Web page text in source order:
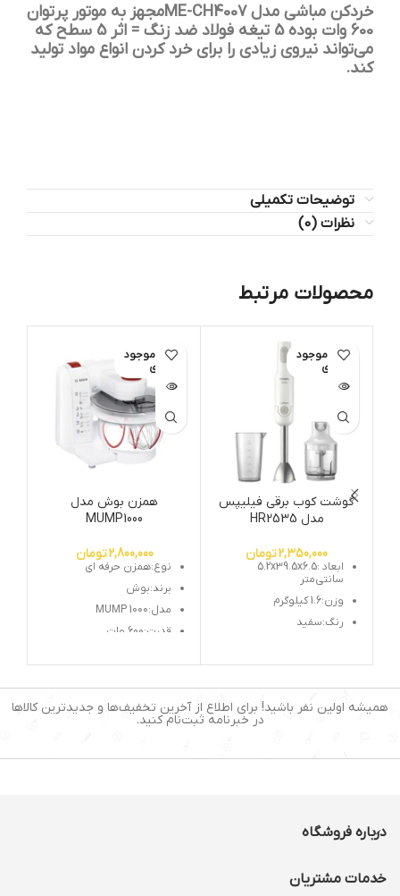
خردکن مباشی مدل ME-CH4007مجهز به موتور پرتوان
600 وات بوده 5 تیغه فولاد ضد زنگ = اثر 5 سطح که
می‌تواند نیروی زیادی را برای خرد کردن انواع مواد تولید
کند.
توضیحات تکمیلی
نظرات (0)
محصولات مرتبط
اتمام موجود
ی
گوشت کوب برقی فیلیپس
مدل HR2535
2,350,000تومان
ابعاد :5.2x39.5x6.5
سانتی‌متر
وزن:1.6 کیلوگرم
رنگ:سفید
توان مصرفی: 650 وات
جنس بدنه: پلاستیک
اتمام موجود
ی
همزن بوش مدل
MUMP1000
2,800,000تومان
نوع:همزن حرفه ای
برند:بوش
مدل:MUMP 1000
قدرت:600 وات
بعدی:دارد
قفل ایمنی درپوش:دارد
برق:دارد
همیشه اولین نفر باشید! برای اطلاع از آخرین تخفیف‌ها و جدیدترین کالاها
در خبرنامه ثبت‌نام کنید.
درباره فروشگاه
خدمات مشتریان